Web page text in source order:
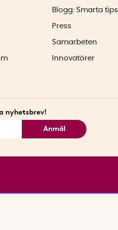
Blogg: Smarta tips
Press
Samarbeten
Innovatörer
nyhetsbrev!
Anmäl